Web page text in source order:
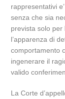
rappresentativi
senza che sia
prevista solo per
l’apparenza di
comportamento
ingenerare il
valido
La Corte